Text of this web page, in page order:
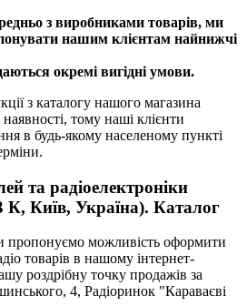
з виробниками товарів, ми
нашим клієнтам найнижчі
окремі вигідні умови.
з каталогу нашого магазина
тому наші клієнти
в будь-якому населеному пункті
та радіоелектроніки
К, Київ, Україна). Каталог
пропонуємо можливість оформити
товарів в нашому інтернет-
роздрібну точку продажів за
4, Радіоринок "Караваєві